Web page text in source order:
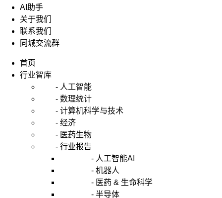
AI助手
关于我们
联系我们
同城交流群
首页
行业智库
- 人工智能
- 数理统计
- 计算机科学与技术
- 经济
- 医药生物
- 行业报告
- 人工智能AI
- 机器人
- 医药 & 生命科学
- 半导体